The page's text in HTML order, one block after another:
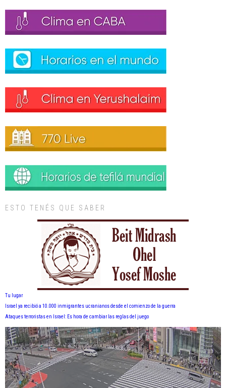
ESTO TENÉS QUE SABER
Tu lugar
Israel ya recibió a 10.000 inmigrantes ucranianos desde el comienzo de la guerra
Ataques terroristas en Israel: Es hora de cambiar las reglas del juego